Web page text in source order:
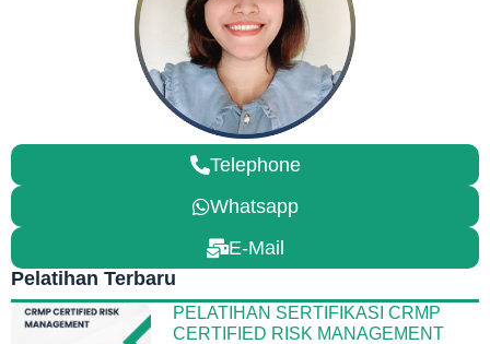
Telephone
Whatsapp
E-Mail
Pelatihan Terbaru
PELATIHAN SERTIFIKASI CRMP
CERTIFIED RISK MANAGEMENT